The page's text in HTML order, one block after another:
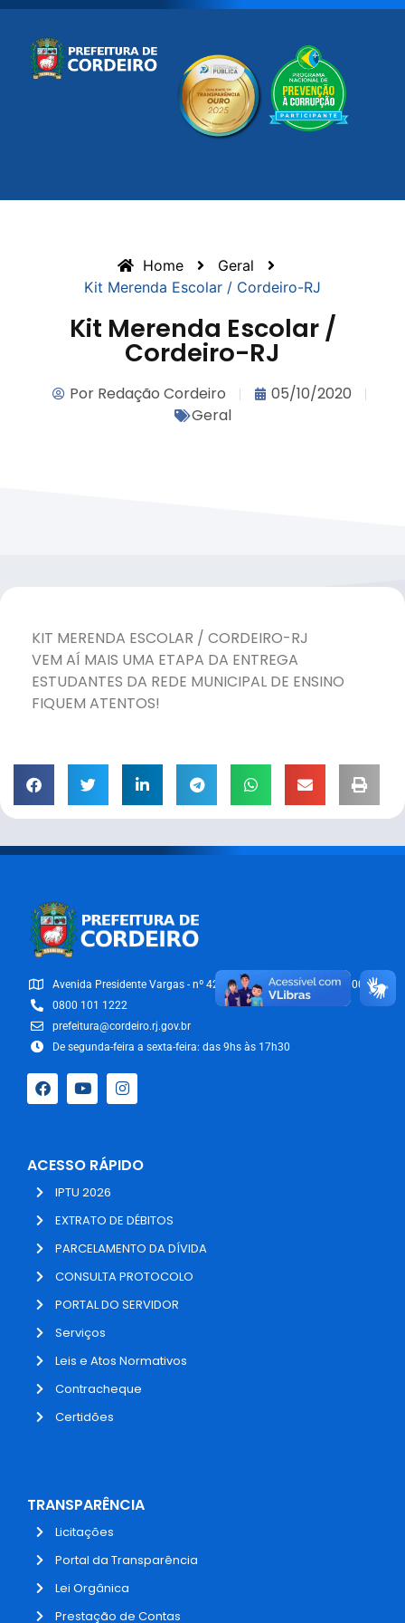
Home
Geral
Kit Merenda Escolar / Cordeiro-RJ
Kit Merenda Escolar /
Cordeiro-RJ
Por Redação Cordeiro
05/10/2020
Geral
KIT MERENDA ESCOLAR / CORDEIRO-RJ
VEM AÍ MAIS UMA ETAPA DA ENTREGA
ESTUDANTES DA REDE MUNICIPAL DE ENSINO
FIQUEM ATENTOS!
Avenida Presidente Vargas - nº 42/54 - Centro - CEP: 28540-000
0800 101 1222
prefeitura@cordeiro.rj.gov.br
De segunda-feira a sexta-feira: das 9hs às 17h30
ACESSO RÁPIDO
IPTU 2026
EXTRATO DE DÉBITOS
PARCELAMENTO DA DÍVIDA
CONSULTA PROTOCOLO
PORTAL DO SERVIDOR
Serviços
Leis e Atos Normativos
Contracheque
Certidões
TRANSPARÊNCIA
Licitações
Portal da Transparência
Lei Orgânica
Prestação de Contas